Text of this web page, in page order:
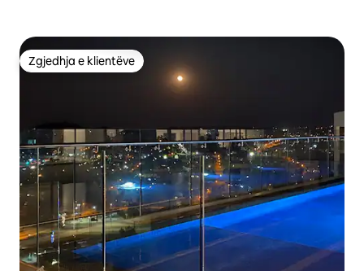
Zgjedhja e klientëve
Zgjedhja e klientëve